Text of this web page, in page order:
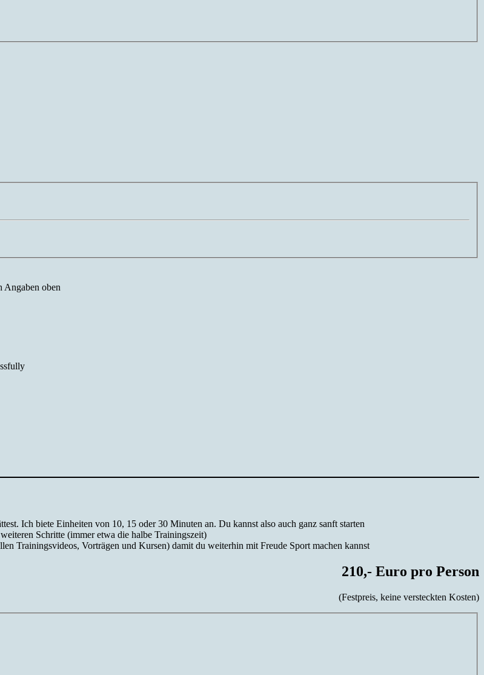
Angaben oben
Ich biete Einheiten von 10, 15 oder 30 Minuten an. Du kannst also auch ganz sanft starten
Schritte (immer etwa die halbe Trainingszeit)
Trainingsvideos, Vorträgen und Kursen) damit du weiterhin mit Freude Sport machen kannst
210,- Euro pro Person
(Festpreis, keine versteckten Kosten)